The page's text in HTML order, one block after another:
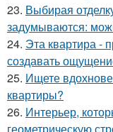
23. Выбирая
задумываются:
24. Эта квартира -
создавать
25. Ищете
квартиры?
26. Интерьер,